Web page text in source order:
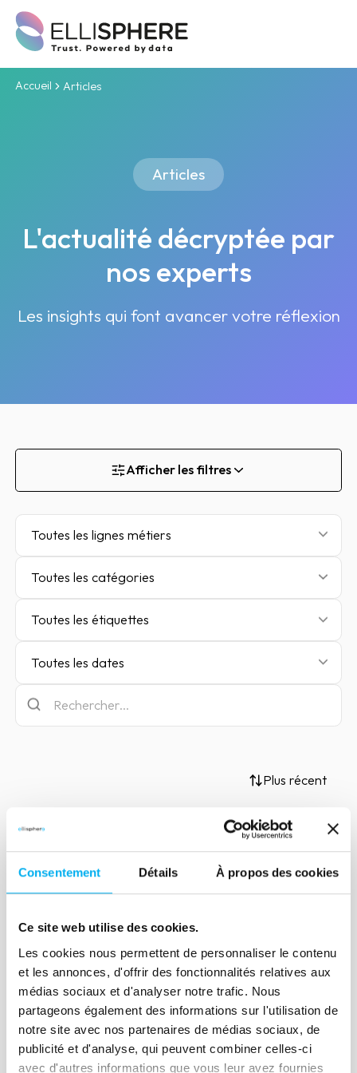
Consentement Détails À propos des cookies
Ce site web utilise des cookies.
Les cookies nous permettent de personnaliser le contenu
et les annonces, d'offrir des fonctionnalités relatives aux
médias sociaux et d'analyser notre trafic. Nous
partageons également des informations sur l'utilisation de
notre site avec nos partenaires de médias sociaux, de
publicité et d'analyse, qui peuvent combiner celles-ci
avec d'autres informations que vous leur avez fournies
Accueil Articles
Articles
L'actualité décryptée par
nos experts
Les insights qui font avancer votre réflexion
Afficher les filtres
Toutes les lignes métiers
Toutes les catégories
Toutes les étiquettes
Toutes les dates
Plus récent
Article
Le ciblage à l'ère de la data
Aujourd'hui les entreprises collectent un
nombre incalculable d'informations, et
cela rend le ciblage de plus en plus
complexe.
Lire la suite